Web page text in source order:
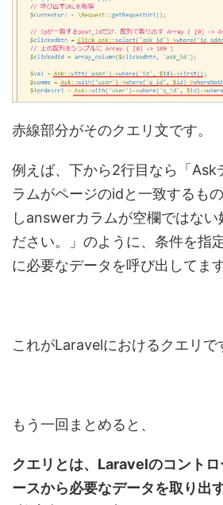
赤線部分がそのクエリ文です。
例えば、下から2行目なら「Ask
ラムがページのidと一致するも
しanswerカラムが空欄ではない
ださい。」のように、条件を指
に必要なデータを呼び出してます
これがLaravelにおけるクエリで
もう一回まとめると、
クエリとは、Laravelのコント
ースから必要なデータを取り出